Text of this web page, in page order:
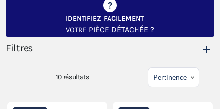
IDENTIFIEZ FACILEMENT
VOTRE PIÈCE DÉTACHÉE ?
Filtres
10 résultats